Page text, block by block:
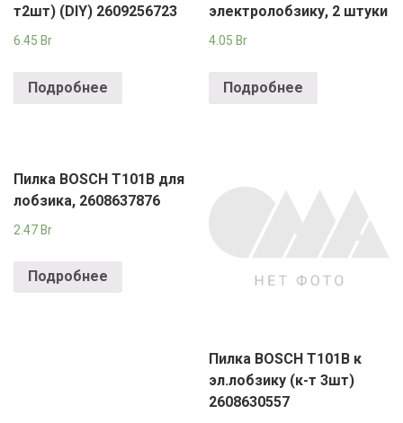
т2шт) (DIY) 2609256723
6.45 Br
Подробнее
электролобзику, 2 штуки
4.05 Br
Подробнее
Пилка BOSCH T101B для
лобзика, 2608637876
2.47 Br
Подробнее
Пилка BOSCH T101B к
эл.лобзику (к-т 3шт)
2608630557